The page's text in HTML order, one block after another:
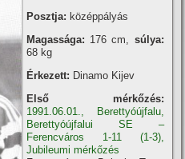
Posztja: középpályás
Magassága: 176 cm, súlya:
68 kg
Érkezett: Dinamo Kijev
Első mérkőzés:
1991.06.01., Berettyóújfalu,
Berettyóújfalui SE –
Ferencváros 1-11 (1-3),
Jubileumi mérkőzés